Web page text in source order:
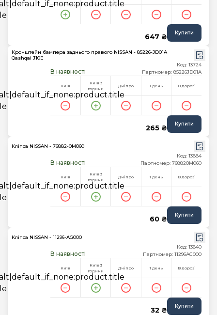
647 ₴ Купити
Кронштейн бампера заднього правого NISSAN - 85226-JD01A
Qashqai J10E
В наявності
Код: 13724
Партномер: 85226JD01A
Київ
Київ 3
години
Дніпро 1 день В дорозі
265 ₴ Купити
Кліпса NISSAN - 76882-0M060
В наявності
Код: 13884
Партномер: 768820M060
Київ
Київ 3
години
Дніпро 1 день В дорозі
60 ₴ Купити
Кліпса NISSAN - 11296-AG000
В наявності
Код: 13840
Партномер: 11296AG000
Київ
Київ 3
години
Дніпро 1 день В дорозі
32 ₴ Купити